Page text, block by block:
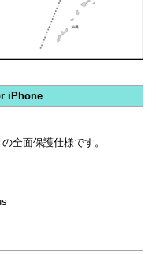
iPhone
全面保護仕様です。